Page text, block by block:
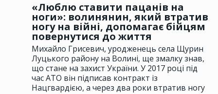
«Люблю ставити пацанів на
ноги»: волинянин, який втратив
ногу на війні, допомагає бійцям
повернутися до життя
Михайло Грисевич, уродженець села Щурин
Луцького району на Волині, ще змалку знав,
що стане на захист України. У 2017 році під
час АТО він підписав контракт із
Нацгвардією, а через два роки втратив ногу